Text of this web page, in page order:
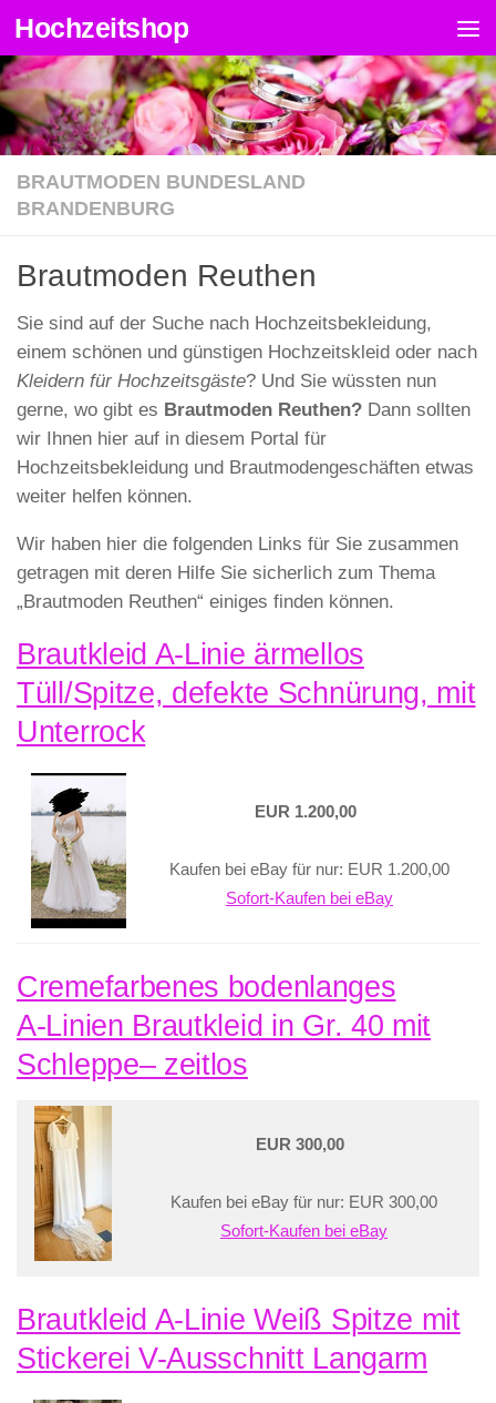
Zum Inhalt springen
Hochzeitshop
BRAUTMODEN BUNDESLAND
BRANDENBURG
Brautmoden Reuthen
Sie sind auf der Suche nach Hochzeitsbekleidung,
einem schönen und günstigen Hochzeitskleid oder nach
Kleidern für Hochzeitsgäste? Und Sie wüssten nun
gerne, wo gibt es Brautmoden Reuthen? Dann sollten
wir Ihnen hier auf in diesem Portal für
Hochzeitsbekleidung und Brautmodengeschäften etwas
weiter helfen können.
Wir haben hier die folgenden Links für Sie zusammen
getragen mit deren Hilfe Sie sicherlich zum Thema
„Brautmoden Reuthen“ einiges finden können.
Brautkleid A-Linie ärmellos
Tüll/Spitze, defekte Schnürung, mit
Unterrock
EUR 1.200,00
Kaufen bei eBay für nur: EUR 1.200,00
Sofort-Kaufen bei eBay
Cremefarbenes bodenlanges
A‑Linien Brautkleid in Gr. 40 mit
Schleppe– zeitlos
EUR 300,00
Kaufen bei eBay für nur: EUR 300,00
Sofort-Kaufen bei eBay
Brautkleid A-Linie Weiß Spitze mit
Stickerei V-Ausschnitt Langarm